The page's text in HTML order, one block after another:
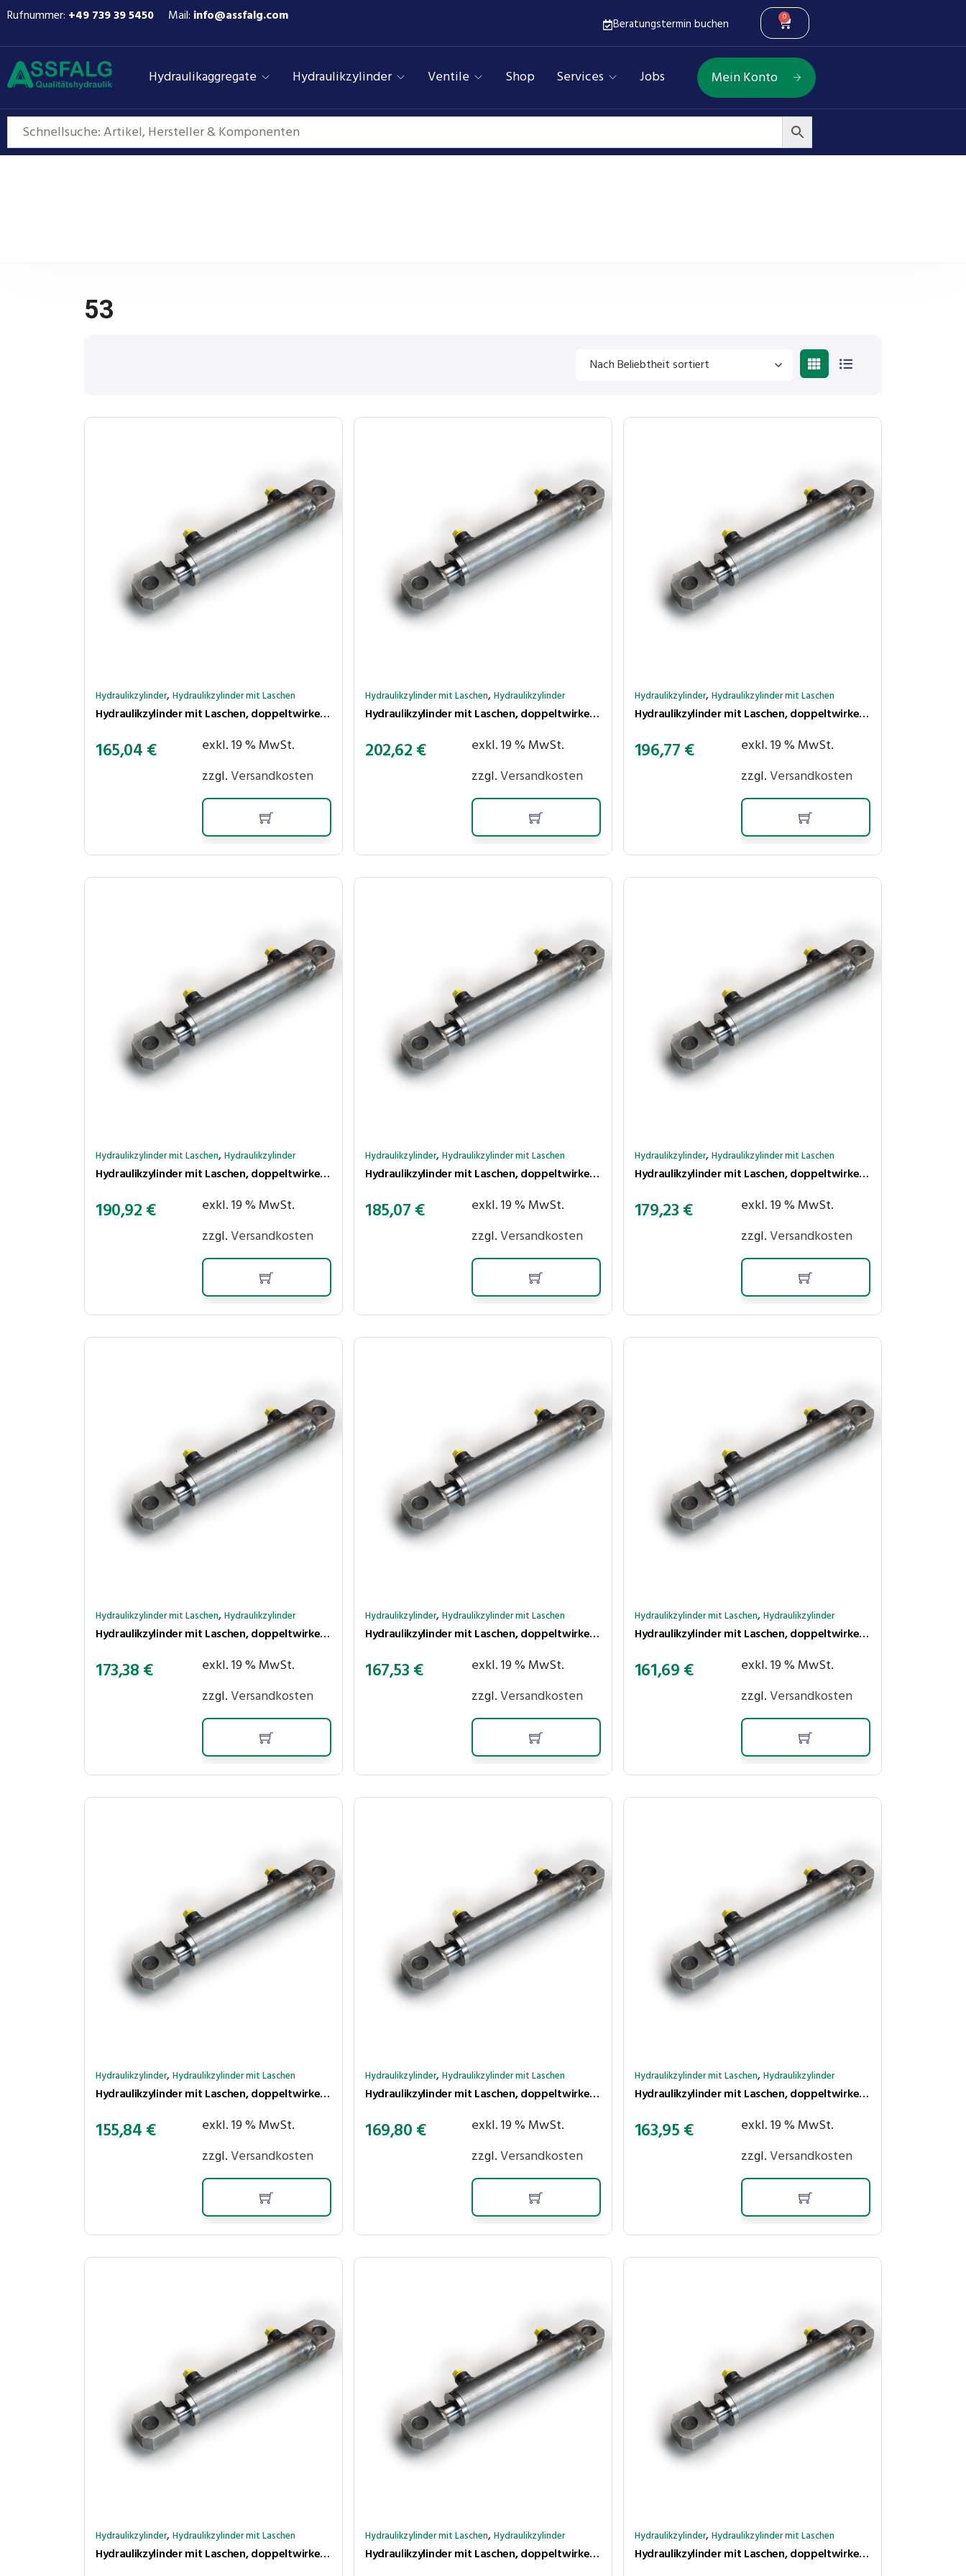
Rufnummer: +49 739 39 5450 Mail: info@assfalg.com Beratungstermin buchen 0
Hydraulikaggregate Hydraulikzylinder Ventile Shop Services Jobs Mein Konto
53
Hydraulikzylinder,Hydraulikzylinder mit Laschen
Hydraulikzylinder mit Laschen, doppeltwirkend, Hub 150 mm, Kolben ⌀40 mm, Stange ⌀20 mm
165,04€
exkl. 19 % MwSt.
zzgl.Versandkosten
Hydraulikzylinder mit Laschen,Hydraulikzylinder
Hydraulikzylinder mit Laschen, doppeltwirkend, Hub 600 mm, Kolben ⌀40 mm, Stange ⌀25 mm
202,62€
exkl. 19 % MwSt.
zzgl.Versandkosten
Hydraulikzylinder,Hydraulikzylinder mit Laschen
Hydraulikzylinder mit Laschen, doppeltwirkend, Hub 550 mm, Kolben ⌀40 mm, Stange ⌀25 mm
196,77€
exkl. 19 % MwSt.
zzgl.Versandkosten
Hydraulikzylinder mit Laschen,Hydraulikzylinder
Hydraulikzylinder mit Laschen, doppeltwirkend, Hub 500 mm, Kolben ⌀40 mm, Stange ⌀25 mm
190,92€
exkl. 19 % MwSt.
zzgl.Versandkosten
Hydraulikzylinder,Hydraulikzylinder mit Laschen
Hydraulikzylinder mit Laschen, doppeltwirkend, Hub 450 mm, Kolben ⌀40 mm, Stange ⌀25 mm
185,07€
exkl. 19 % MwSt.
zzgl.Versandkosten
Hydraulikzylinder,Hydraulikzylinder mit Laschen
Hydraulikzylinder mit Laschen, doppeltwirkend, Hub 400 mm, Kolben ⌀40 mm, Stange ⌀25 mm
179,23€
exkl. 19 % MwSt.
zzgl.Versandkosten
Hydraulikzylinder mit Laschen,Hydraulikzylinder
Hydraulikzylinder mit Laschen, doppeltwirkend, Hub 350 mm, Kolben ⌀40 mm, Stange ⌀25 mm
173,38€
exkl. 19 % MwSt.
zzgl.Versandkosten
Hydraulikzylinder,Hydraulikzylinder mit Laschen
Hydraulikzylinder mit Laschen, doppeltwirkend, Hub 300 mm, Kolben ⌀40 mm, Stange ⌀25 mm
167,53€
exkl. 19 % MwSt.
zzgl.Versandkosten
Hydraulikzylinder mit Laschen,Hydraulikzylinder
Hydraulikzylinder mit Laschen, doppeltwirkend, Hub 250 mm, Kolben ⌀40 mm, Stange ⌀25 mm
161,69€
exkl. 19 % MwSt.
zzgl.Versandkosten
Hydraulikzylinder,Hydraulikzylinder mit Laschen
Hydraulikzylinder mit Laschen, doppeltwirkend, Hub 200 mm, Kolben ⌀40 mm, Stange ⌀25 mm
155,84€
exkl. 19 % MwSt.
zzgl.Versandkosten
Hydraulikzylinder,Hydraulikzylinder mit Laschen
Hydraulikzylinder mit Laschen, doppeltwirkend, Hub 150 mm, Kolben ⌀40 mm, Stange ⌀25 mm
169,80€
exkl. 19 % MwSt.
zzgl.Versandkosten
Hydraulikzylinder mit Laschen,Hydraulikzylinder
Hydraulikzylinder mit Laschen, doppeltwirkend, Hub 100 mm, Kolben ⌀40 mm, Stange ⌀25 mm
163,95€
exkl. 19 % MwSt.
zzgl.Versandkosten
Hydraulikzylinder,Hydraulikzylinder mit Laschen
Hydraulikzylinder mit Laschen, doppeltwirkend, Hub 500 mm, Kolben ⌀40 mm, Stange ⌀20 mm
Hydraulikzylinder mit Laschen,Hydraulikzylinder
Hydraulikzylinder mit Laschen, doppeltwirkend, Hub 450 mm, Kolben ⌀40 mm, Stange ⌀20 mm
Hydraulikzylinder,Hydraulikzylinder mit Laschen
Hydraulikzylinder mit Laschen, doppeltwirkend, Hub 400 mm, Kolben ⌀40 mm, Stange ⌀20 mm